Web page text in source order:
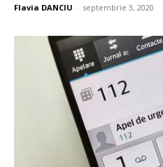
Flavia DANCIU - septembrie 3, 2020